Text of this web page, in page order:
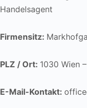
Handelsagent
Firmensitz:
PLZ / Ort: 1030 Wien
E-Mail-Kontakt: